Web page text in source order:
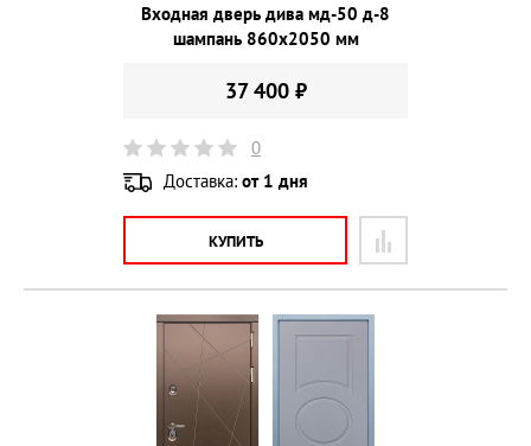
Входная дверь дива мд-50 д-8
шампань 860х2050 мм
37 400 ₽
0
Доставка: от 1 дня
КУПИТЬ